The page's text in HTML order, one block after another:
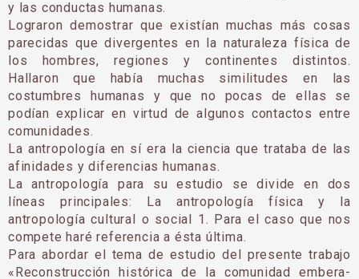
y las conductas humanas.
Lograron demostrar que existían muchas más cosas
parecidas que divergentes en la naturaleza física de
los hombres, regiones y continentes distintos.
Hallaron que había muchas similitudes en las
costumbres humanas y que no pocas de ellas se
podían explicar en virtud de algunos contactos entre
comunidades.
La antropología en sí era la ciencia que trataba de las
afinidades y diferencias humanas.
La antropología para su estudio se divide en dos
líneas principales: La antropología física y la
antropología cultural o social 1. Para el caso que nos
compete haré referencia a ésta última.
Para abordar el tema de estudio del presente trabajo
«Reconstrucción histórica de la comunidad embera-